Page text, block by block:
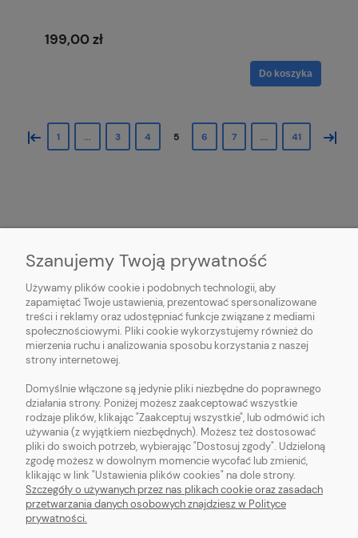
199,00 zł
Do koszyka
« 1 ... 3 4 5 6 7 ... 41 »
O NAS
OBSŁUGA KLIENTA
POMOC
MOJE KONTO
pokaż pełną wersję strony
Szanujemy Twoją prywatność
Używamy plików cookie i podobnych technologii, aby
zapamiętać Twoje ustawienia, prezentować spersonalizowane
treści i reklamy oraz udostępniać funkcje związane z mediami
społecznościowymi. Pliki cookie wykorzystujemy również do
mierzenia ruchu i analizowania sposobu korzystania z naszej
strony internetowej.
Domyślnie włączone są jedynie pliki niezbędne do poprawnego
działania strony. Poniżej możesz zaakceptować wszystkie
rodzaje plików, klikając "Zaakceptuj wszystkie", lub odmówić ich
używania (z wyjątkiem niezbędnych). Możesz też dostosować
pliki do swoich potrzeb, wybierając "Dostosuj zgody". Udzieloną
zgodę możesz w dowolnym momencie wycofać lub zmienić,
klikając w link "Ustawienia plików cookies" na dole strony.
Szczegóły o używanych przez nas plikach cookie oraz zasadach
przetwarzania danych osobowych znajdziesz w Polityce
prywatności.